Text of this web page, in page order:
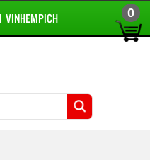
VINHEMPICH 0